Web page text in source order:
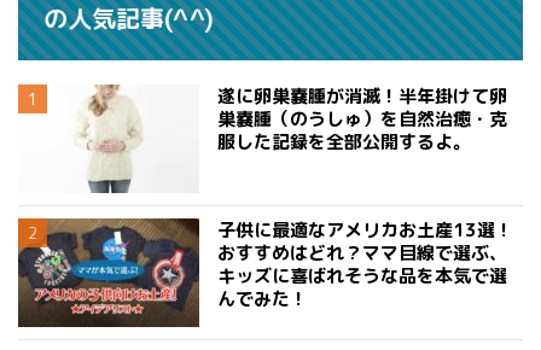
の人気記事(^^)
遂に卵巣嚢腫が消滅！半年掛けて卵
巣嚢腫（のうしゅ）を自然治癒・克
服した記録を全部公開するよ。
子供に最適なアメリカお土産13選！
おすすめはどれ？ママ目線で選ぶ、
キッズに喜ばれそうな品を本気で選
んでみた！